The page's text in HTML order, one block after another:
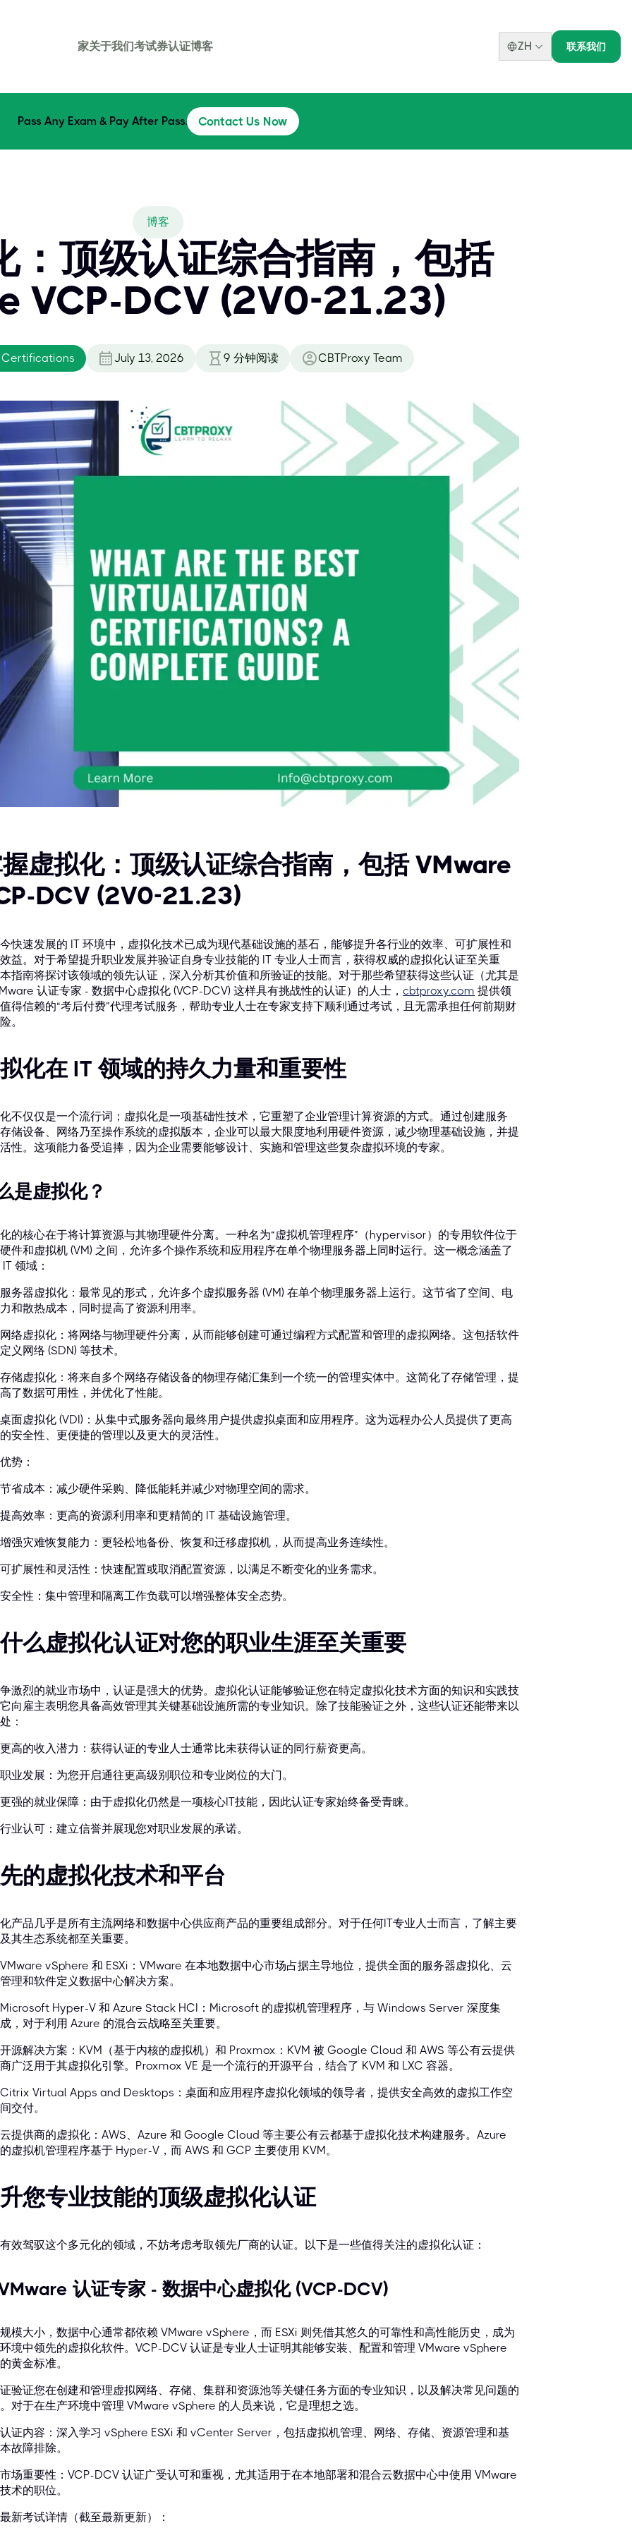
家关于我们考试券认证博客 ZH 联系我们
Pass Any Exam & Pay After Pass. Contact Us Now
博客
：顶级认证综合指南，包括
VCP-DCV (2V0-21.23)
July 13, 2026 9 分钟阅读 CBTProxy Team
虚拟化：顶级认证综合指南，包括 VMware
DCV (2V0-21.23)
快速发展的 IT 环境中，虚拟化技术已成为现代基础设施的基石，能够提升各行业的效率、可扩展性和
益。对于希望提升职业发展并验证自身专业技能的 IT 专业人士而言，获得权威的虚拟化认证至关重
指南将探讨该领域的领先认证，深入分析其价值和所验证的技能。对于那些希望获得这些认证（尤其是
认证专家 - 数据中心虚拟化 (VCP-DCV) 这样具有挑战性的认证）的人士， cbtproxy.com 提供领
得信赖的“考后付费”代理考试服务，帮助专业人士在专家支持下顺利通过考试，且无需承担任何前期财
。
化在 IT 领域的持久力量和重要性
不仅仅是一个流行词；虚拟化是一项基础性技术，它重塑了企业管理计算资源的方式。通过创建服务
储设备、网络乃至操作系统的虚拟版本，企业可以最大限度地利用硬件资源，减少物理基础设施，并提
性。这项能力备受追捧，因为企业需要能够设计、实施和管理这些复杂虚拟环境的专家。
是虚拟化？
的核心在于将计算资源与其物理硬件分离。一种名为“虚拟机管理程序”（hypervisor）的专用软件位于
件和虚拟机 (VM) 之间，允许多个操作系统和应用程序在单个物理服务器上同时运行。这一概念涵盖了
领域：
服务器虚拟化：最常见的形式，允许多个虚拟服务器 (VM) 在单个物理服务器上运行。这节省了空间、电
力和散热成本，同时提高了资源利用率。
网络虚拟化：将网络与物理硬件分离，从而能够创建可通过编程方式配置和管理的虚拟网络。这包括软件
定义网络 (SDN) 等技术。
存储虚拟化：将来自多个网络存储设备的物理存储汇集到一个统一的管理实体中。这简化了存储管理，提
高了数据可用性，并优化了性能。
桌面虚拟化 (VDI)：从集中式服务器向最终用户提供虚拟桌面和应用程序。这为远程办公人员提供了更高
的安全性、更便捷的管理以及更大的灵活性。
势：
节省成本：减少硬件采购、降低能耗并减少对物理空间的需求。
提高效率：更高的资源利用率和更精简的 IT 基础设施管理。
增强灾难恢复能力：更轻松地备份、恢复和迁移虚拟机，从而提高业务连续性。
可扩展性和灵活性：快速配置或取消配置资源，以满足不断变化的业务需求。
安全性：集中管理和隔离工作负载可以增强整体安全态势。
么虚拟化认证对您的职业生涯至关重要
激烈的就业市场中，认证是强大的优势。虚拟化认证能够验证您在特定虚拟化技术方面的知识和实践技
向雇主表明您具备高效管理其关键基础设施所需的专业知识。除了技能验证之外，这些认证还能带来以
：
更高的收入潜力：获得认证的专业人士通常比未获得认证的同行薪资更高。
职业发展：为您开启通往更高级别职位和专业岗位的大门。
更强的就业保障：由于虚拟化仍然是一项核心IT技能，因此认证专家始终备受青睐。
行业认可：建立信誉并展现您对职业发展的承诺。
的虚拟化技术和平台
产品几乎是所有主流网络和数据中心供应商产品的重要组成部分。对于任何IT专业人士而言，了解主要
其生态系统都至关重要。
VMware vSphere 和 ESXi：VMware 在本地数据中心市场占据主导地位，提供全面的服务器虚拟化、云
管理和软件定义数据中心解决方案。
Microsoft Hyper-V 和 Azure Stack HCI：Microsoft 的虚拟机管理程序，与 Windows Server 深度集
成，对于利用 Azure 的混合云战略至关重要。
开源解决方案：KVM（基于内核的虚拟机）和 Proxmox：KVM 被 Google Cloud 和 AWS 等公有云提供
商广泛用于其虚拟化引擎。Proxmox VE 是一个流行的开源平台，结合了 KVM 和 LXC 容器。
Citrix Virtual Apps and Desktops：桌面和应用程序虚拟化领域的领导者，提供安全高效的虚拟工作空
间交付。
云提供商的虚拟化：AWS、Azure 和 Google Cloud 等主要公有云都基于虚拟化技术构建服务。Azure
的虚拟机管理程序基于 Hyper-V，而 AWS 和 GCP 主要使用 KVM。
您专业技能的顶级虚拟化认证
效驾驭这个多元化的领域，不妨考虑考取领先厂商的认证。以下是一些值得关注的虚拟化认证：
认证专家 - 数据中心虚拟化 (VCP-DCV)
模大小，数据中心通常都依赖 VMware vSphere，而 ESXi 则凭借其悠久的可靠性和高性能历史，成为
境中领先的虚拟化软件。VCP-DCV 认证是专业人士证明其能够安装、配置和管理 VMware vSphere
黄金标准。
验证您在创建和管理虚拟网络、存储、集群和资源池等关键任务方面的专业知识，以及解决常见问题的
对于在生产环境中管理 VMware vSphere 的人员来说，它是理想之选。
认证内容：深入学习 vSphere ESXi 和 vCenter Server，包括虚拟机管理、网络、存储、资源管理和基
本故障排除。
市场重要性：VCP-DCV 认证广受认可和重视，尤其适用于在本地部署和混合云数据中心中使用 VMware
技术的职位。
最新考试详情（截至最新更新）：